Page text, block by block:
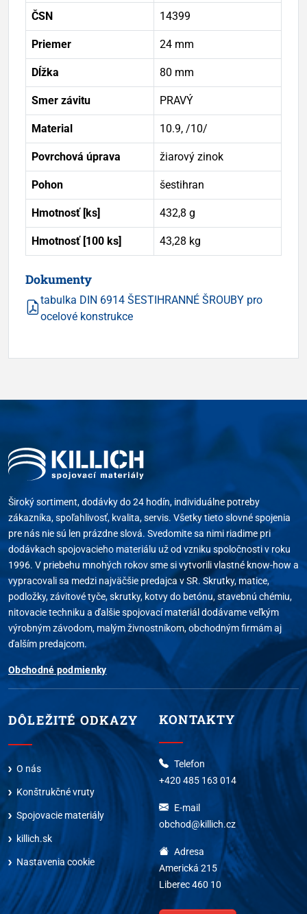
ČSN 14399
Priemer 24 mm
Dĺžka 80 mm
Smer závitu PRAVÝ
Material 10.9, /10/
Povrchová úprava žiarový zinok
Pohon šestihran
Hmotnosť [ks] 432,8 g
Hmotnosť [100 ks] 43,28 kg
Dokumenty
tabulka DIN 6914 ŠESTIHRANNÉ ŠROUBY pro
ocelové konstrukce
Široký sortiment, dodávky do 24 hodín, individuálne potreby
zákazníka, spoľahlivosť, kvalita, servis. Všetky tieto slovné spojenia
pre nás nie sú len prázdne slová. Svedomite sa nimi riadime pri
dodávkach spojovacieho materiálu už od vzniku spoločnosti v roku
1996. V priebehu mnohých rokov sme si vytvorili vlastné know-how a
vypracovali sa medzi najväčšie predajca v SR. Skrutky, matice,
podložky, závitové tyče, skrutky, kotvy do betónu, stavebnú chémiu,
nitovacie techniku a ďalšie spojovací materiál dodávame veľkým
výrobným závodom, malým živnostníkom, obchodným firmám aj
ďalším predajcom.
Obchodné podmienky
DÔLEŽITÉ ODKAZY
O nás
Konštrukčné vruty
Spojovacie materiály
killich.sk
Nastavenia cookie
KONTAKTY
Telefon
+420 485 163 014
E-mail
obchod@killich.cz
Adresa
Americká 215
Liberec 460 10